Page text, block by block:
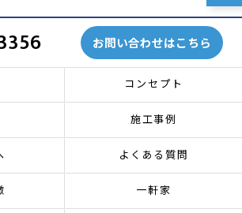
お問い合わせはこちら
コンセプト
施工事例
よくある質問
一軒家